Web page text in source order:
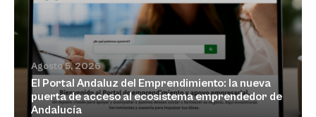
Agosto 5, 2026
El Portal Andaluz del Emprendimiento: la nueva
puerta de acceso al ecosistema emprendedor de
Andalucía